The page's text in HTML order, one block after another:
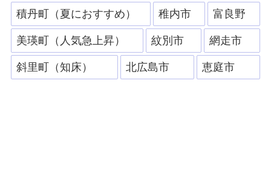
積丹町（夏におすすめ） 稚内市 富良野
美瑛町（人気急上昇） 紋別市 網走市
斜里町（知床） 北広島市 恵庭市